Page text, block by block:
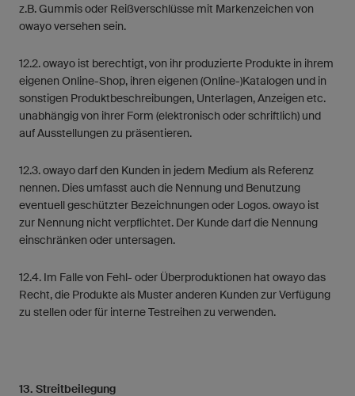
z.B. Gummis oder Reißverschlüsse mit Markenzeichen von
owayo versehen sein.
12.2. owayo ist berechtigt, von ihr produzierte Produkte in ihrem
eigenen Online-Shop, ihren eigenen (Online-)Katalogen und in
sonstigen Produktbeschreibungen, Unterlagen, Anzeigen etc.
unabhängig von ihrer Form (elektronisch oder schriftlich) und
auf Ausstellungen zu präsentieren.
12.3. owayo darf den Kunden in jedem Medium als Referenz
nennen. Dies umfasst auch die Nennung und Benutzung
eventuell geschützter Bezeichnungen oder Logos. owayo ist
zur Nennung nicht verpflichtet. Der Kunde darf die Nennung
einschränken oder untersagen.
12.4. Im Falle von Fehl- oder Überproduktionen hat owayo das
Recht, die Produkte als Muster anderen Kunden zur Verfügung
zu stellen oder für interne Testreihen zu verwenden.
13. Streitbeilegung